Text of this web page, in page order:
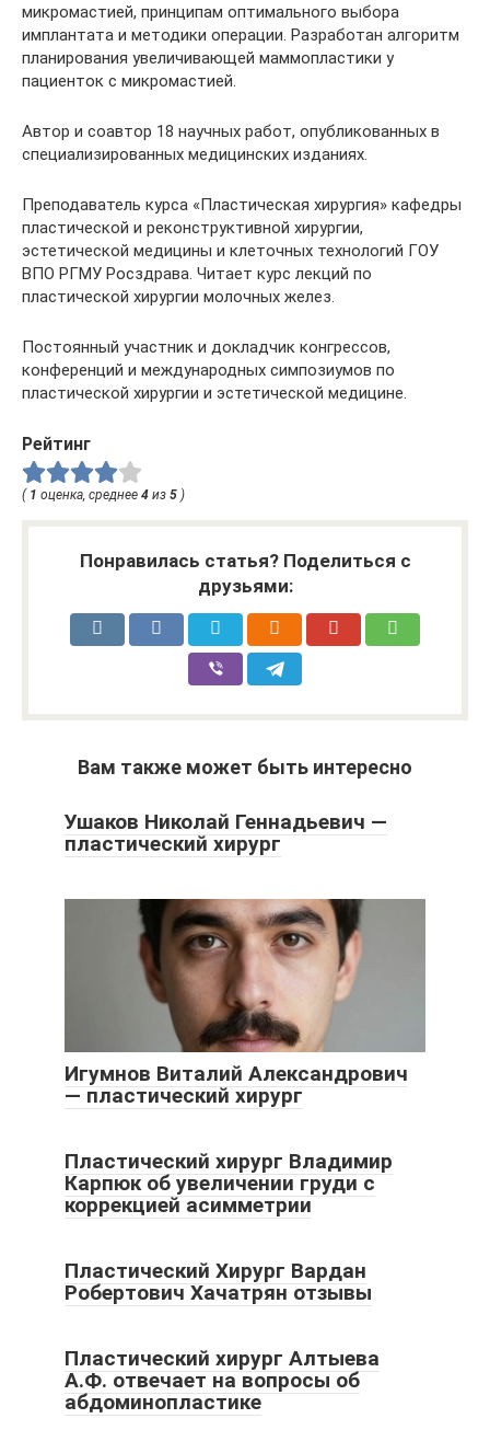
микромастией, принципам оптимального выбора
имплантата и методики операции. Разработан алгоритм
планирования увеличивающей маммопластики у
пациенток с микромастией.
Автор и соавтор 18 научных работ, опубликованных в
специализированных медицинских изданиях.
Преподаватель курса «Пластическая хирургия» кафедры
пластической и реконструктивной хирургии,
эстетической медицины и клеточных технологий ГОУ
ВПО РГМУ Росздрава. Читает курс лекций по
пластической хирургии молочных желез.
Постоянный участник и докладчик конгрессов,
конференций и международных симпозиумов по
пластической хирургии и эстетической медицине.
Рейтинг
( 1 оценка, среднее 4 из 5 )
Понравилась статья? Поделиться с
друзьями:
Вам также может быть интересно
Ушаков Николай Геннадьевич —
пластический хирург
Игумнов Виталий Александрович
— пластический хирург
Пластический хирург Владимир
Карпюк об увеличении груди с
коррекцией асимметрии
Пластический Хирург Вардан
Робертович Хачатрян отзывы
Пластический хирург Алтыева
А.Ф. отвечает на вопросы об
абдоминопластике